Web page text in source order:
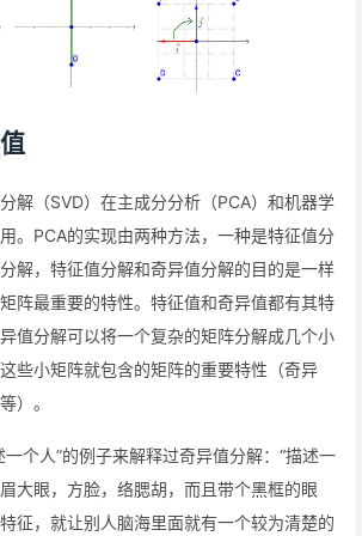
解（SVD）在主成分分析（PCA）和机器学
。PCA的实现由两种方法，一种是特征值分
解，特征值分解和奇异值分解的目的是一样
阵最重要的特性。特征值和奇异值都有其特
值分解可以将一个复杂的矩阵分解成几个小
些小矩阵就包含的矩阵的重要特性（奇异
）。
个人”的例子来解释过奇异值分解：“描述一
大眼，方脸，络腮胡，而且带个黑框的眼
征，就让别人脑海里面就有一个较为清楚的